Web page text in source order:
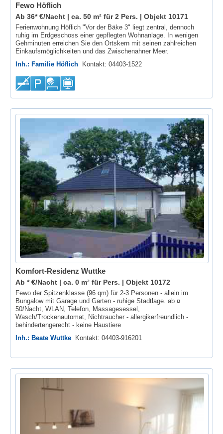
Fewo Höflich
Ab 36* €/Nacht | ca. 50 m² für 2 Pers. | Objekt 10171
Ferienwohnung Höflich "Vor der Bäke 3" liegt zentral, dennoch
ruhig im Erdgeschoss einer gepflegten Wohnanlage. In wenigen
Gehminuten erreichen Sie den Ortskern mit seinen zahlreichen
Einkaufsmöglichkeiten und das Zwischenahner Meer.
Inh.: Familie Höflich
Kontakt: 04403-1522
Komfort-Residenz Wuttke
Ab * €/Nacht | ca. 0 m² für Pers. | Objekt 10172
Fewo der Spitzenklasse (96 qm) für 2-3 Personen - allein im
Bungalow mit Garage und Garten - ruhige Stadtlage. ab ¤
50/Nacht, WLAN, Telefon, Massagesessel,
Wasch/Trockenautomat, Nichtraucher - allergikerfreundlich -
behindertengerecht - keine Haustiere
Inh.: Beate Wuttke
Kontakt: 04403-916201